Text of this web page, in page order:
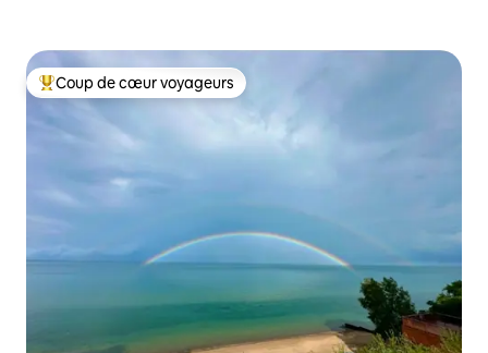
Coup de cœur voyageurs parmi les plus aimés
Coup de cœur voyageurs